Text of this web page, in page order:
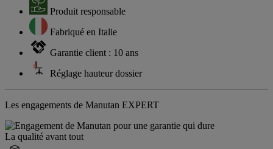
Produit responsable
Fabriqué en Italie
Garantie client : 10 ans
Réglage hauteur dossier
Les engagements de Manutan EXPERT
La qualité avant tout